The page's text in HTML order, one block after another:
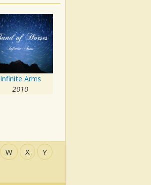
Infinite Arms
2010
W X Y